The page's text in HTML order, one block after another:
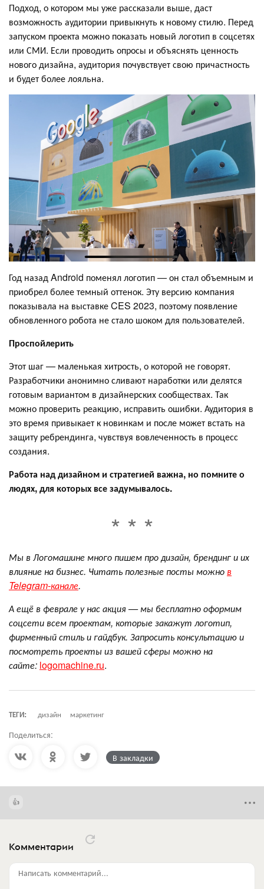
Подход, о котором мы уже рассказали выше, даст
возможность аудитории привыкнуть к новому стилю. Перед
запуском проекта можно показать новый логотип в соцсетях
или СМИ. Если проводить опросы и объяснять ценность
нового дизайна, аудитория почувствует свою причастность
и будет более лояльна.
Год назад Android поменял логотип — он стал объемным и
приобрел более темный оттенок. Эту версию компания
показывала на выставке CES 2023, поэтому появление
обновленного робота не стало шоком для пользователей.
Проспойлерить
Этот шаг — маленькая хитрость, о которой не говорят.
Разработчики анонимно сливают наработки или делятся
готовым вариантом в дизайнерских сообществах. Так
можно проверить реакцию, исправить ошибки. Аудитория в
это время привыкает к новинкам и после может встать на
защиту ребрендинга, чувствуя вовлеченность в процесс
создания.
Работа над дизайном и стратегией важна, но помните о
людях, для которых все задумывалось.
Мы в Логомашине много пишем про дизайн, брендинг и их
влияние на бизнес. Читать полезные посты можно в
Telegram-канале.
А ещё в феврале у нас акция — мы бесплатно оформим
соцсети всем проектам, которые закажут логотип,
фирменный стиль и гайдбук. Запросить консультацию и
посмотреть проекты из вашей сферы можно на
сайте: logomachine.ru.
ТЕГИ: дизайн маркетинг
Поделиться:
В закладки
Комментарии
Написать комментарий...